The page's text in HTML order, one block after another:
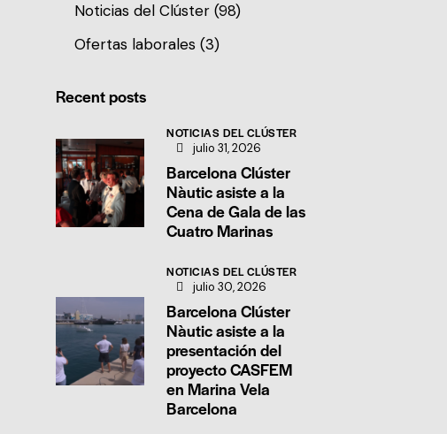
Noticias del Clúster(98)
Ofertas laborales(3)
Recent posts
NOTICIAS DEL CLÚSTER
julio 31, 2026
Barcelona Clúster
Nàutic asiste a la
Cena de Gala de las
Cuatro Marinas
NOTICIAS DEL CLÚSTER
julio 30, 2026
Barcelona Clúster
Nàutic asiste a la
presentación del
proyecto CASFEM
en Marina Vela
Barcelona